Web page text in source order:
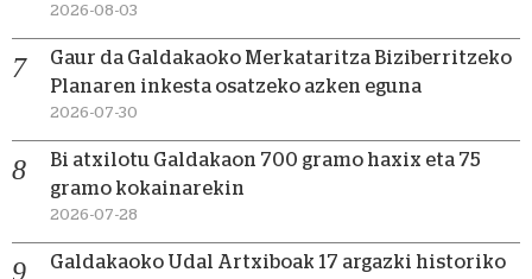
2026-08-03
Gaur da Galdakaoko Merkataritza Biziberritzeko
Planaren inkesta osatzeko azken eguna
2026-07-30
Bi atxilotu Galdakaon 700 gramo haxix eta 75
gramo kokainarekin
2026-07-28
Galdakaoko Udal Artxiboak 17 argazki historiko